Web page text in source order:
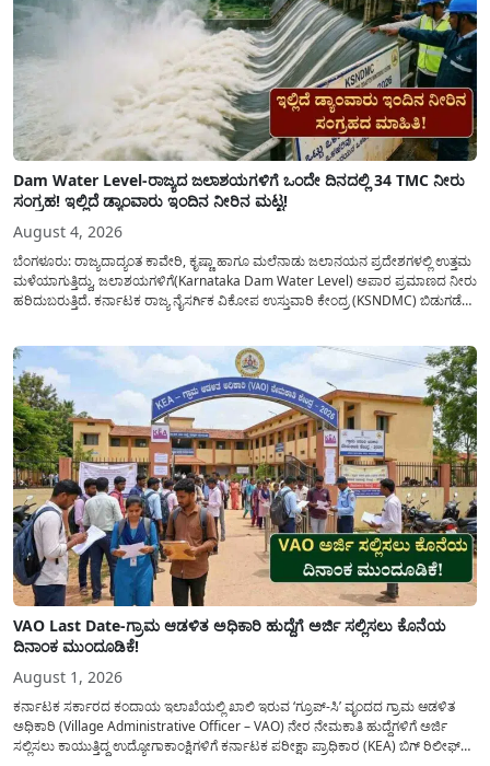
Dam Water Level-ರಾಜ್ಯದ ಜಲಾಶಯಗಳಿಗೆ ಒಂದೇ ದಿನದಲ್ಲಿ 34 TMC ನೀರು
ಸಂಗ್ರಹ! ಇಲ್ಲಿದೆ ಡ್ಯಾಂವಾರು ಇಂದಿನ ನೀರಿನ ಮಟ್ಟ!
August 4, 2026
ಬೆಂಗಳೂರು: ರಾಜ್ಯದಾದ್ಯಂತ ಕಾವೇರಿ, ಕೃಷ್ಣಾ ಹಾಗೂ ಮಲೆನಾಡು ಜಲಾನಯನ ಪ್ರದೇಶಗಳಲ್ಲಿ ಉತ್ತಮ
ಮಳೆಯಾಗುತ್ತಿದ್ದು, ಜಲಾಶಯಗಳಿಗೆ(Karnataka Dam Water Level) ಅಪಾರ ಪ್ರಮಾಣದ ನೀರು
ಹರಿದುಬರುತ್ತಿದೆ. ಕರ್ನಾಟಕ ರಾಜ್ಯ ನೈಸರ್ಗಿಕ ವಿಕೋಪ ಉಸ್ತುವಾರಿ ಕೇಂದ್ರ (KSNDMC) ಬಿಡುಗಡೆ
VAO Last Date-ಗ್ರಾಮ ಆಡಳಿತ ಅಧಿಕಾರಿ ಹುದ್ದೆಗೆ ಅರ್ಜಿ ಸಲ್ಲಿಸಲು ಕೊನೆಯ
ದಿನಾಂಕ ಮುಂದೂಡಿಕೆ!
August 1, 2026
ಕರ್ನಾಟಕ ಸರ್ಕಾರದ ಕಂದಾಯ ಇಲಾಖೆಯಲ್ಲಿ ಖಾಲಿ ಇರುವ ‘ಗ್ರೂಪ್-ಸಿ’ ವೃಂದದ ಗ್ರಾಮ ಆಡಳಿತ
ಅಧಿಕಾರಿ (Village Administrative Officer – VAO) ನೇರ ನೇಮಕಾತಿ ಹುದ್ದೆಗಳಿಗೆ ಅರ್ಜಿ
ಸಲ್ಲಿಸಲು ಕಾಯುತ್ತಿದ್ದ ಉದ್ಯೋಗಾಕಾಂಕ್ಷಿಗಳಿಗೆ ಕರ್ನಾಟಕ ಪರೀಕ್ಷಾ ಪ್ರಾಧಿಕಾರ (KEA) ಬಿಗ್ ರಿಲೀಫ್